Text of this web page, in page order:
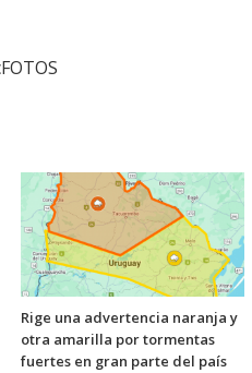
Rige una advertencia naranja y
otra amarilla por tormentas
fuertes en gran parte del país